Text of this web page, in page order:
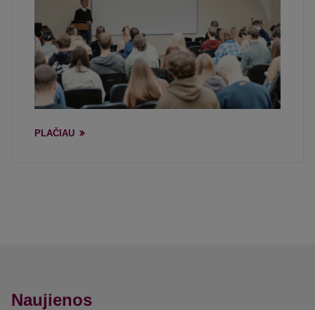
PLAČIAU
Naujienos